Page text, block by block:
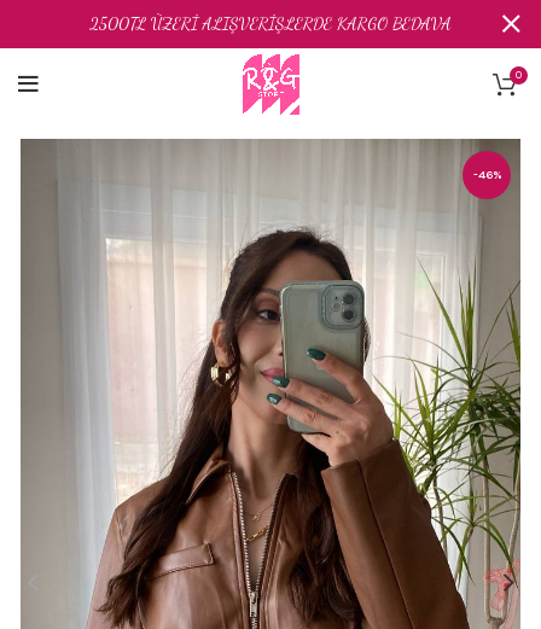
0
-46%
2500TL ÜZERİ ALIŞVERİŞLERDE KARGO BEDAVA